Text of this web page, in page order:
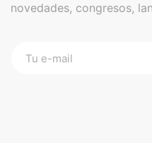
novedades, congresos,